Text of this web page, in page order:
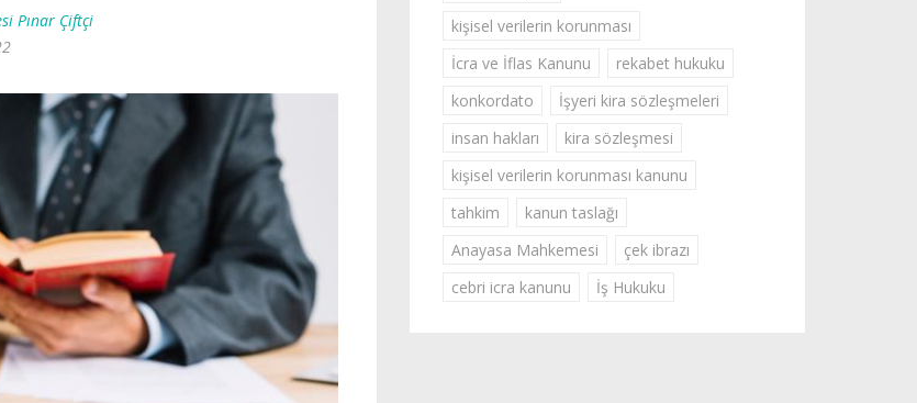
Pınar Çiftçi
kişisel verilerin korunması
İcra ve İflas Kanunu
rekabet hukuku
konkordato
İşyeri kira sözleşmeleri
insan hakları
kira sözleşmesi
kişisel verilerin korunması kanunu
tahkim
kanun taslağı
Anayasa Mahkemesi
çek ibrazı
cebri icra kanunu
İş Hukuku